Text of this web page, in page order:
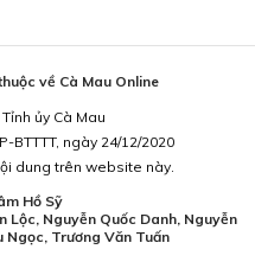
về Cà Mau Online
ủy Cà Mau
BTTTT, ngày 24/12/2020
dung trên website này.
Hồ Sỹ
Lộc, Nguyễn Quốc Danh, Nguyễn
Ngọc, Trương Văn Tuấn